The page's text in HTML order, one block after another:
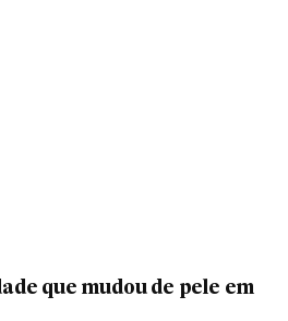
que mudou de pele em